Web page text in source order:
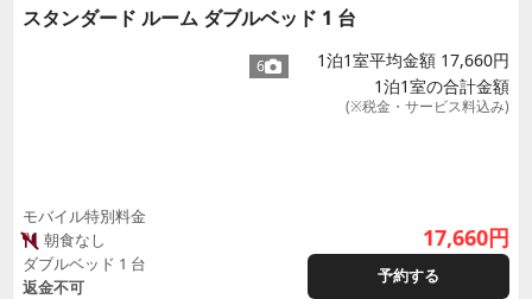
スタンダード ルーム ダブルベッド 1 台
6
モバイル特別料金
朝食なし
ダブルベッド 1 台
返金不可
1泊1室平均金額 17,660円
1泊1室の合計金額
(※税金・サービス料込み)
17,660円
予約する